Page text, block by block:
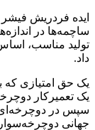
ساچمه‌ها در
تولید مناسب،
داد.
یک حق امتیازی که
سپس در دوچرخه‌ای